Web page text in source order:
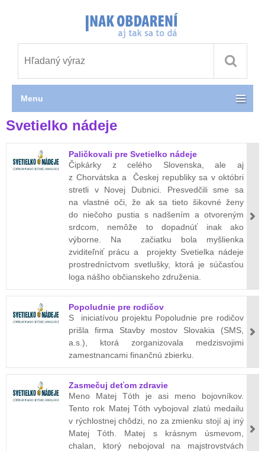
Svetielko nádeje
Paličkovali pre Svetielko nádeje
Čipkárky z celého Slovenska, ale aj
z Chorvátska a Českej republiky sa v októbri
stretli v Novej Dubnici. Presvedčili sme sa
na vlastné oči, že ak sa tieto šikovné ženy
do niečoho pustia s nadšením a otvoreným
srdcom, nemôže to dopadnúť inak ako
výborne. Na začiatku bola myšlienka
zviditeľniť prácu a projekty Svetielka nádeje
prostredníctvom svetlušky, ktorá je súčasťou
loga nášho občianskeho združenia.
Popoludnie pre rodičov
S iniciatívou projektu Popoludnie pre rodičov
prišla firma Stavby mostov Slovakia (SMS,
a.s.), ktorá zorganizovala medzisvojimi
zamestnancami finančnú zbierku.
Zasmečuj deťom zdravie
Meno Matej Tóth je asi meno bojovníkov.
Tento rok Matej Tóth vybojoval zlatú medailu
v rýchlostnej chôdzi, no za zmienku stojí aj iný
Matej Tóth. Matej s krásnym úsmevom,
chalan, ktorý nebojoval na majstrovstvách
Menu